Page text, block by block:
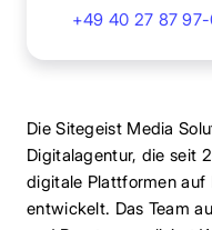
+49 40 27 87
Die Sitegeist Media
Digitalagentur, die seit
digitale Plattformen auf
entwickelt. Das Team